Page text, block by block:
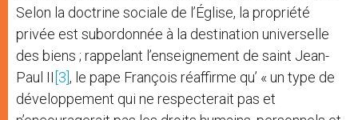
Selon la doctrine sociale de l’Église, la propriété
privée est subordonnée à la destination universelle
des biens ; rappelant l’enseignement de saint Jean-
Paul II [3] , le pape François réaffirme qu’ « un type de
développement qui ne respecterait pas et